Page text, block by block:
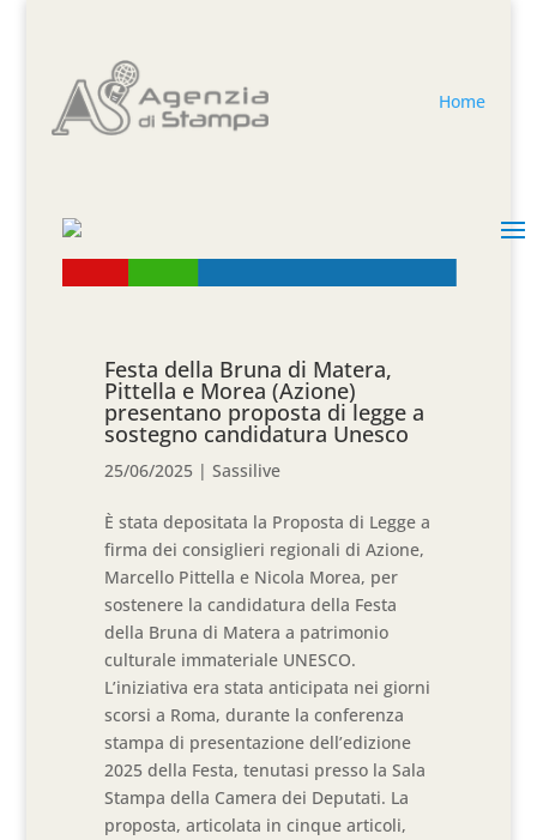
Home
Festa della Bruna di Matera,
Pittella e Morea (Azione)
presentano proposta di legge a
sostegno candidatura Unesco
25/06/2025 |Sassilive
È stata depositata la Proposta di Legge a
firma dei consiglieri regionali di Azione,
Marcello Pittella e Nicola Morea, per
sostenere la candidatura della Festa
della Bruna di Matera a patrimonio
culturale immateriale UNESCO.
L’iniziativa era stata anticipata nei giorni
scorsi a Roma, durante la conferenza
stampa di presentazione dell’edizione
2025 della Festa, tenutasi presso la Sala
Stampa della Camera dei Deputati. La
proposta, articolata in cinque articoli,